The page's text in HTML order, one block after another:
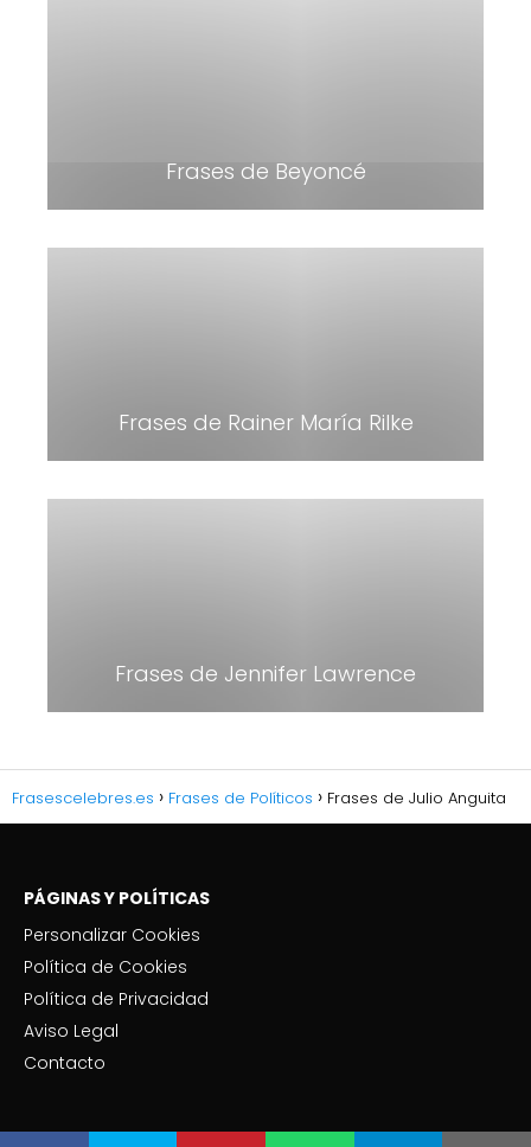
Frases de Beyoncé
Frases de Rainer María Rilke
Frases de Jennifer Lawrence
Frasescelebres.es Frases de Políticos Frases de Julio Anguita
PÁGINAS Y POLÍTICAS
Personalizar Cookies
Política de Cookies
Política de Privacidad
Aviso Legal
Contacto